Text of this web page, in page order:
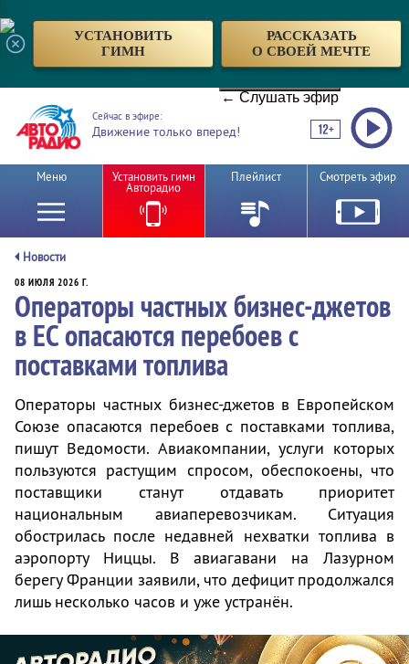
УСТАНОВИТЬ
ГИМН
РАССКАЗАТЬ
О СВОЕЙ МЕЧТЕ
← Слушать эфир
Сейчас в эфире:
Движение только вперед!
Меню Установить гимн
Авторадио
Плейлист Смотреть эфир
Новости
08 ИЮЛЯ 2026 Г.
Операторы частных бизнес-джетов
в ЕС опасаются перебоев с
поставками топлива
Операторы частных бизнес-джетов в Европейском
Союзе опасаются перебоев с поставками топлива,
пишут Ведомости. Авиакомпании, услуги которых
пользуются растущим спросом, обеспокоены, что
поставщики станут отдавать приоритет
национальным авиаперевозчикам. Ситуация
обострилась после недавней нехватки топлива в
аэропорту Ниццы. В авиагавани на Лазурном
берегу Франции заявили, что дефицит продолжался
лишь несколько часов и уже устранён.